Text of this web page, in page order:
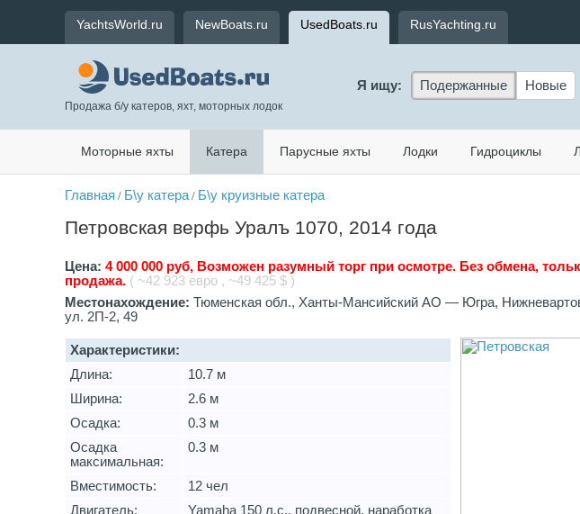
YachtsWorld.ru NewBoats.ru UsedBoats.ru RusYachting.ru
Продажа б/у катеров, яхт, моторных лодок
Я ищу: Подержанные Новые
Моторные яхты Катера Парусные яхты Лодки Гидроциклы
Главная / Б\у катера/ Б\у круизные катера
Петровская верфь Уралъ 1070, 2014 года
Цена: 4 000 000 руб, Возможен разумный торг при осмотре. Без обмена,
продажа. ( ~42 923 евро , ~49 425 $ )
Местонахождение: Тюменская обл., Ханты-Мансийский АО — Югра,
ул. 2П-2, 49
Характеристики:
Длина:
10.7 м
Ширина:
2.6 м
Осадка:
0.3 м
Осадка
максимальная:
0.3 м
Вместимость:
12 чел
Двигатель:
Yamaha 150 л.с., подвесной, наработка